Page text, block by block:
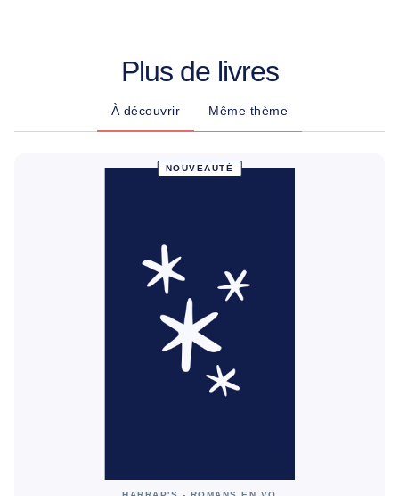
Plus de livres
À découvrir Même thème
NOUVEAUTÉ